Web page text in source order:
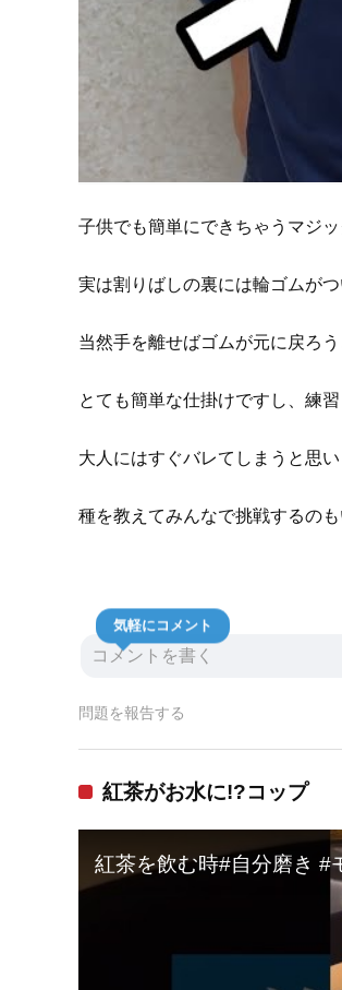
子供でも簡単にできちゃうマジ
実は割りばしの裏には輪ゴムが
当然手を離せばゴムが元に戻ろ
とても簡単な仕掛けですし、練習
大人にはすぐバレてしまうと思
種を教えてみんなで挑戦するの
気軽にコメント
問題を報告する
紅茶がお水に!?コップ
紅茶を飲む時#自分磨き #